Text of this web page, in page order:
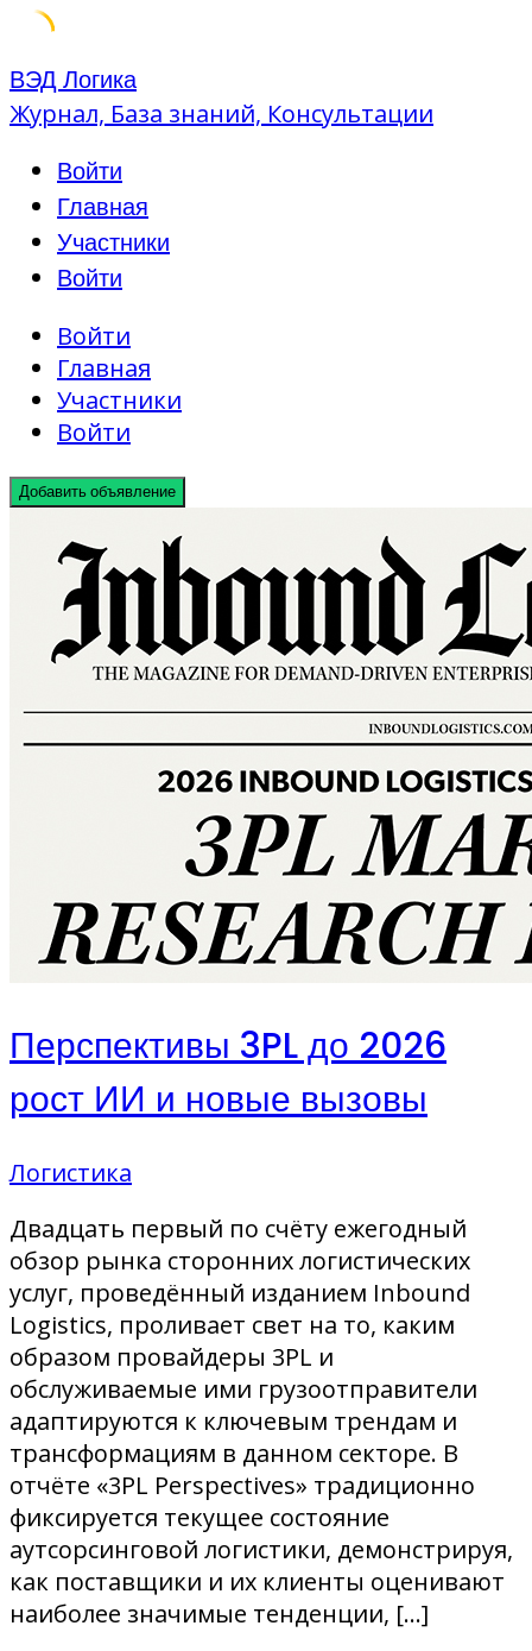
Skip
to
ВЭД Логика
Журнал, База знаний, Консультации
Войти
Главная
Участники
Войти
Войти
Главная
Участники
Войти
Добавить объявление
Перспективы 3PL до 2026
рост ИИ и новые вызовы
Логистика
Двадцать первый по счёту ежегодный
обзор рынка сторонних логистических
услуг, проведённый изданием Inbound
Logistics, проливает свет на то, каким
образом провайдеры 3PL и
обслуживаемые ими грузоотправители
адаптируются к ключевым трендам и
трансформациям в данном секторе. В
отчёте «3PL Perspectives» традиционно
фиксируется текущее состояние
аутсорсинговой логистики, демонстрируя,
как поставщики и их клиенты оценивают
наиболее значимые тенденции, […]